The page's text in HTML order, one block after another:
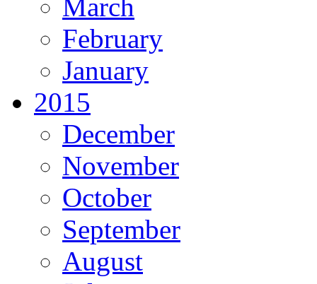
March
February
January
2015
December
November
October
September
August